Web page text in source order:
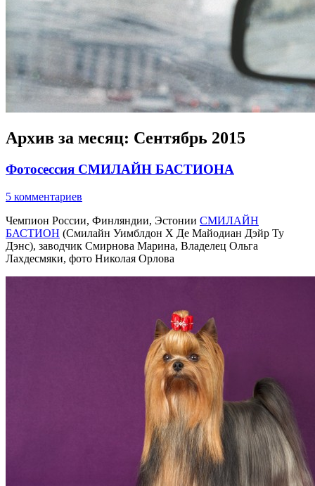
Архив за месяц: Сентябрь 2015
Фотосессия СМИЛАЙН БАСТИОНА
5 комментариев
Чемпион России, Финляндии, Эстонии СМИЛАЙН
БАСТИОН (Смилайн Уимблдон Х Де Майодиан Дэйр Ту
Дэнс), заводчик Смирнова Марина, Владелец Ольга
Лахдесмяки, фото Николая Орлова